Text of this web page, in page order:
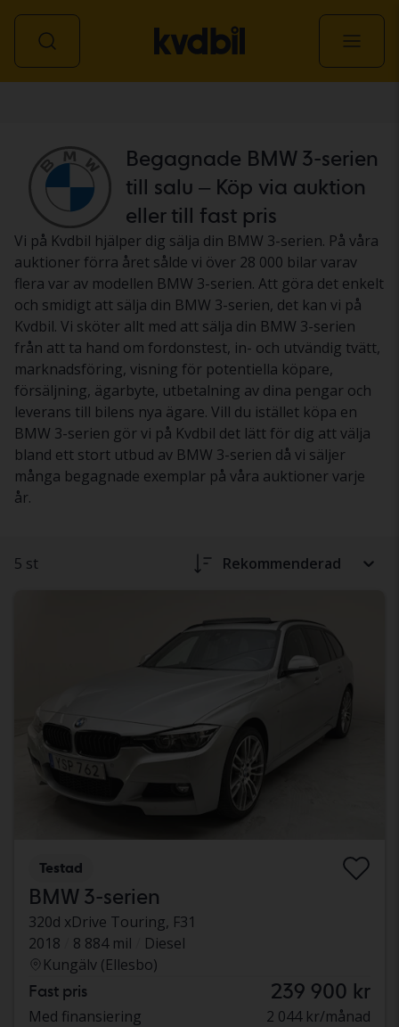
Begagnade BMW 3-serien
till salu – Köp via auktion
eller till fast pris
Vi på Kvdbil hjälper dig sälja din BMW 3-serien. På våra
auktioner förra året sålde vi över 28 000 bilar varav
flera var av modellen BMW 3-serien. Att göra det enkelt
och smidigt att sälja din BMW 3-serien, det kan vi på
Kvdbil. Vi sköter allt med att sälja din BMW 3-serien
från att ta hand om fordonstest, in- och utvändig tvätt,
marknadsföring, visning för potentiella köpare,
försäljning, ägarbyte, utbetalning av dina pengar och
leverans till bilens nya ägare. Vill du istället köpa en
BMW 3-serien gör vi på Kvdbil det lätt för dig att välja
bland ett stort utbud av BMW 3-serien då vi säljer
många begagnade exemplar på våra auktioner varje
år.
5 st Rekommenderad
Testad
BMW 3-serien
320d xDrive Touring, F31
2018
8 884 mil
Diesel
Kungälv (Ellesbo)
Fast pris 239 900 kr
Med finansiering 2 044 kr/månad